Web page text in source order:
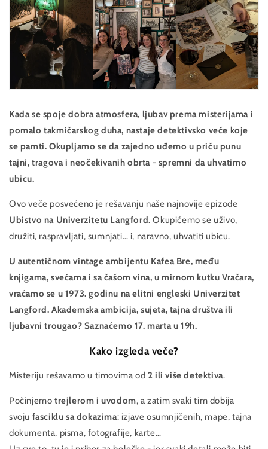
Kada se spoje dobra atmosfera, ljubav prema misterijama i
pomalo takmičarskog duha, nastaje detektivsko veče koje
se pamti. Okupljamo se da zajedno uđemo u priču punu
tajni, tragova i neočekivanih obrta - spremni da uhvatimo
ubicu.
Ovo veče posvećeno je rešavanju naše najnovije epizode
Ubistvo na Univerzitetu Langford. Okupićemo se uživo,
družiti, raspravljati, sumnjati… i, naravno, uhvatiti ubicu.
U autentičnom vintage ambijentu Kafea Bre, među
knjigama, svećama i sa čašom vina, u mirnom kutku Vračara,
vraćamo se u 1973. godinu na elitni engleski Univerzitet
Langford. Akademska ambicija, sujeta, tajna društva ili
ljubavni trougao? Saznaćemo 17. marta u 19h.
Kako izgleda veče?
Misteriju rešavamo u timovima od 2 ili više detektiva.
Počinjemo trejlerom i uvodom, a zatim svaki tim dobija
svoju fasciklu sa dokazima: izjave osumnjičenih, mape, tajna
dokumenta, pisma, fotografije, karte…